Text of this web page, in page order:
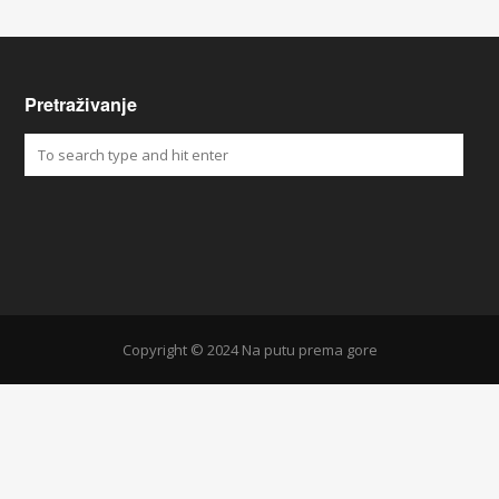
Pretraživanje
Copyright © 2024 Na putu prema gore